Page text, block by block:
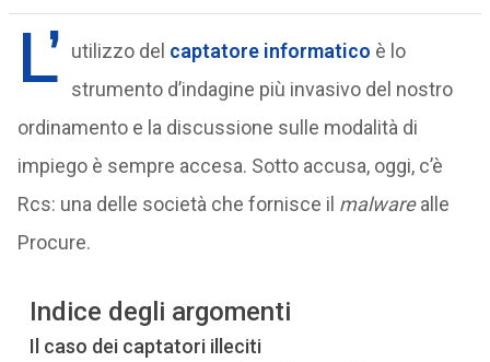
L’ utilizzo del captatore informatico è lo
strumento d’indagine più invasivo del nostro
ordinamento e la discussione sulle modalità di
impiego è sempre accesa. Sotto accusa, oggi, c’è
Rcs: una delle società che fornisce il malwarealle
Procure.
Indice degli argomenti
Il caso dei captatori illeciti